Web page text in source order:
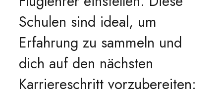
Schulen sind ideal, um
Erfahrung zu sammeln und
dich auf den nächsten
Karriereschritt vorzubereiten: